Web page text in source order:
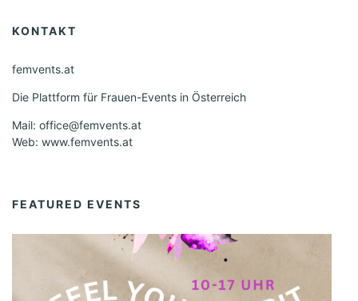
KONTAKT
femvents.at
Die Plattform für Frauen-Events in Österreich
Mail: office@femvents.at
Web: www.femvents.at
FEATURED EVENTS